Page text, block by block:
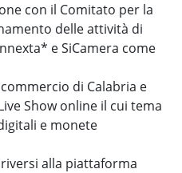
con il Comitato per la
delle attività di
* e SiCamera come
di Calabria e
Show online il cui tema
e monete
alla piattaforma